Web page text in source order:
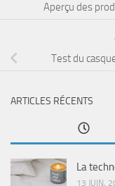
Aperçu des
Test du
ARTICLES RÉCENTS
La
13 JUIN,